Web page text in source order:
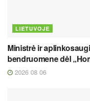
LIETUVOJE
Ministrė ir
bendruomene dėl
2026 08 06